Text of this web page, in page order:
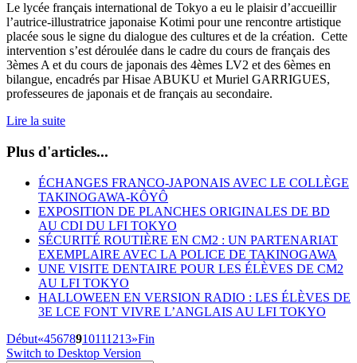
Le lycée français international de Tokyo a eu le plaisir d’accueillir
l’autrice-illustratrice japonaise Kotimi pour une rencontre artistique
placée sous le signe du dialogue des cultures et de la création. Cette
intervention s’est déroulée dans le cadre du cours de français des
3èmes A et du cours de japonais des 4èmes LV2 et des 6èmes en
bilangue, encadrés par Hisae ABUKU et Muriel GARRIGUES,
professeures de japonais et de français au secondaire.
Lire la suite
Plus d'articles...
ÉCHANGES FRANCO-JAPONAIS AVEC LE COLLÈGE
TAKINOGAWA-KÔYÔ
EXPOSITION DE PLANCHES ORIGINALES DE BD
AU CDI DU LFI TOKYO
SÉCURITÉ ROUTIÈRE EN CM2 : UN PARTENARIAT
EXEMPLAIRE AVEC LA POLICE DE TAKINOGAWA
UNE VISITE DENTAIRE POUR LES ÉLÈVES DE CM2
AU LFI TOKYO
HALLOWEEN EN VERSION RADIO : LES ÉLÈVES DE
3E LCE FONT VIVRE L’ANGLAIS AU LFI TOKYO
Début«45678910111213»Fin
Switch to Desktop Version